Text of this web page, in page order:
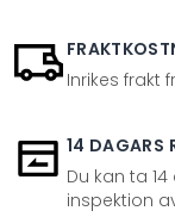
Inrikes frakt
14 DAGARS
Du kan ta
inspektion